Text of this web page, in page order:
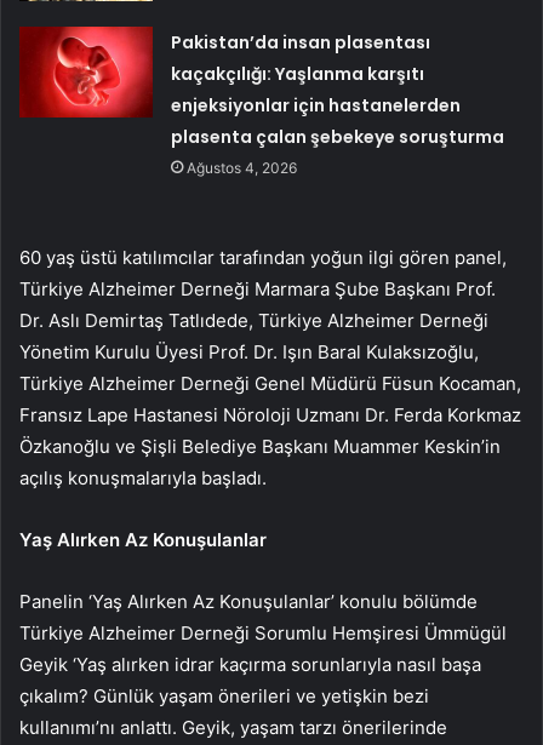
Pakistan’da insan plasentası
kaçakçılığı: Yaşlanma karşıtı
enjeksiyonlar için hastanelerden
plasenta çalan şebekeye soruşturma
Ağustos 4, 2026
60 yaş üstü katılımcılar tarafından yoğun ilgi gören panel,
Türkiye Alzheimer Derneği Marmara Şube Başkanı Prof.
Dr. Aslı Demirtaş Tatlıdede, Türkiye Alzheimer Derneği
Yönetim Kurulu Üyesi Prof. Dr. Işın Baral Kulaksızoğlu,
Türkiye Alzheimer Derneği Genel Müdürü Füsun Kocaman,
Fransız Lape Hastanesi Nöroloji Uzmanı Dr. Ferda Korkmaz
Özkanoğlu ve Şişli Belediye Başkanı Muammer Keskin’in
açılış konuşmalarıyla başladı.
Yaş Alırken Az Konuşulanlar
Panelin ‘Yaş Alırken Az Konuşulanlar’ konulu bölümde
Türkiye Alzheimer Derneği Sorumlu Hemşiresi Ümmügül
Geyik ‘Yaş alırken idrar kaçırma sorunlarıyla nasıl başa
çıkalım? Günlük yaşam önerileri ve yetişkin bezi
kullanımı’nı anlattı. Geyik, yaşam tarzı önerilerinde